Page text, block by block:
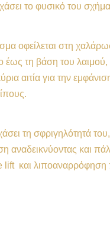
το φυσικό του
οφείλεται στη
έως τη βάση του
αιτία για την
τη σφριγηλότητά
αναδεικνύοντας και
lift και λιποαναρρόφηση